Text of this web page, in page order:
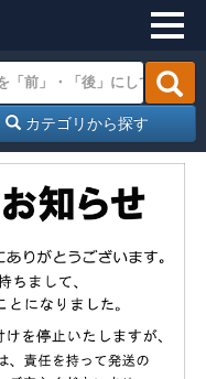
カテゴリから探す